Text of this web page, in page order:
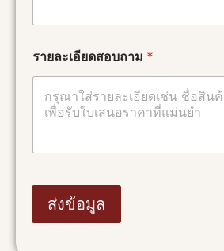
ศั
ท์
W
h
p
รายละเอียดสอบถาม *
ส่งข้อมูล